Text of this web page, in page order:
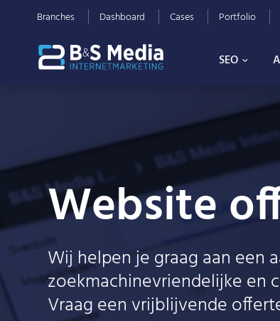
Branches Dashboard Cases Portfolio
SEO
Website
Wij helpen je graag aan een
zoekmachinevriendelijke en
Vraag een vrijblijvende